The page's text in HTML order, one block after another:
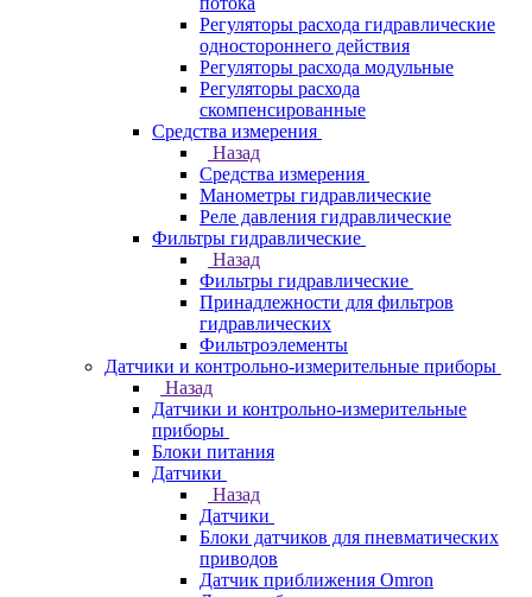
Регуляторы расхода гидравлические
одностороннего действия
Регуляторы расхода модульные
Регуляторы расхода
скомпенсированные
Средства измерения
Назад
Средства измерения
Манометры гидравлические
Реле давления гидравлические
Фильтры гидравлические
Назад
Фильтры гидравлические
Принадлежности для фильтров
гидравлических
Фильтроэлементы
Датчики и контрольно-измерительные приборы
Назад
Датчики и контрольно-измерительные
приборы
Блоки питания
Датчики
Назад
Датчики
Блоки датчиков для пневматических
приводов
Датчик приближения Omron